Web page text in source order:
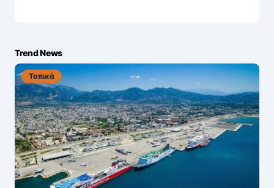
Trend News
Τοπικά